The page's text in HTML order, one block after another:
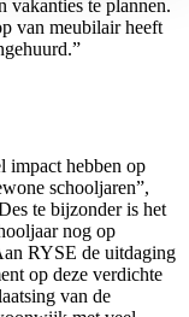
vakanties te plannen.
van meubilair heeft
impact hebben op
schooljaren”,
te bijzonder is het
nog op
RYSE de uitdaging
op deze verdichte
van de